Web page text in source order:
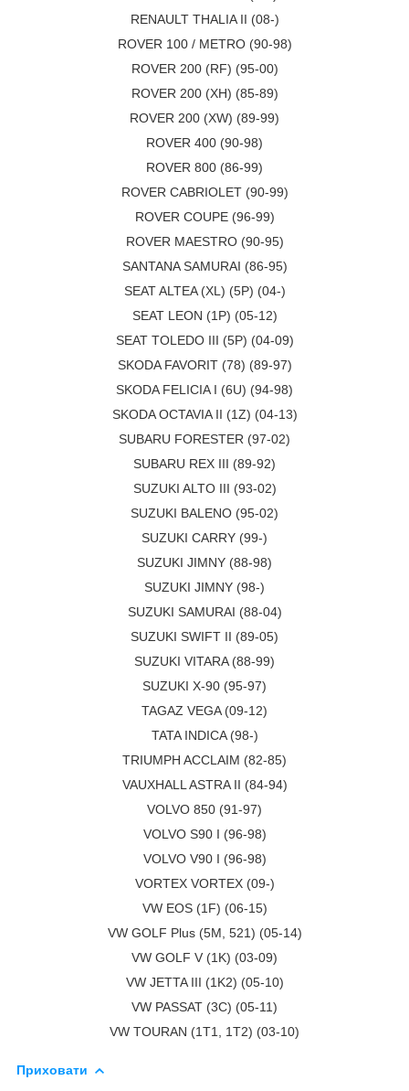
RENAULT THALIA II (08-)
ROVER 100 / METRO (90-98)
ROVER 200 (RF) (95-00)
ROVER 200 (XH) (85-89)
ROVER 200 (XW) (89-99)
ROVER 400 (90-98)
ROVER 800 (86-99)
ROVER CABRIOLET (90-99)
ROVER COUPE (96-99)
ROVER MAESTRO (90-95)
SANTANA SAMURAI (86-95)
SEAT ALTEA (XL) (5P) (04-)
SEAT LEON (1P) (05-12)
SEAT TOLEDO III (5P) (04-09)
SKODA FAVORIT (78) (89-97)
SKODA FELICIA I (6U) (94-98)
SKODA OCTAVIA II (1Z) (04-13)
SUBARU FORESTER (97-02)
SUBARU REX III (89-92)
SUZUKI ALTO III (93-02)
SUZUKI BALENO (95-02)
SUZUKI CARRY (99-)
SUZUKI JIMNY (88-98)
SUZUKI JIMNY (98-)
SUZUKI SAMURAI (88-04)
SUZUKI SWIFT II (89-05)
SUZUKI VITARA (88-99)
SUZUKI X-90 (95-97)
TAGAZ VEGA (09-12)
TATA INDICA (98-)
TRIUMPH ACCLAIM (82-85)
VAUXHALL ASTRA II (84-94)
VOLVO 850 (91-97)
VOLVO S90 I (96-98)
VOLVO V90 I (96-98)
VORTEX VORTEX (09-)
VW EOS (1F) (06-15)
VW GOLF Plus (5M, 521) (05-14)
VW GOLF V (1K) (03-09)
VW JETTA III (1K2) (05-10)
VW PASSAT (3C) (05-11)
VW TOURAN (1T1, 1T2) (03-10)
Приховати